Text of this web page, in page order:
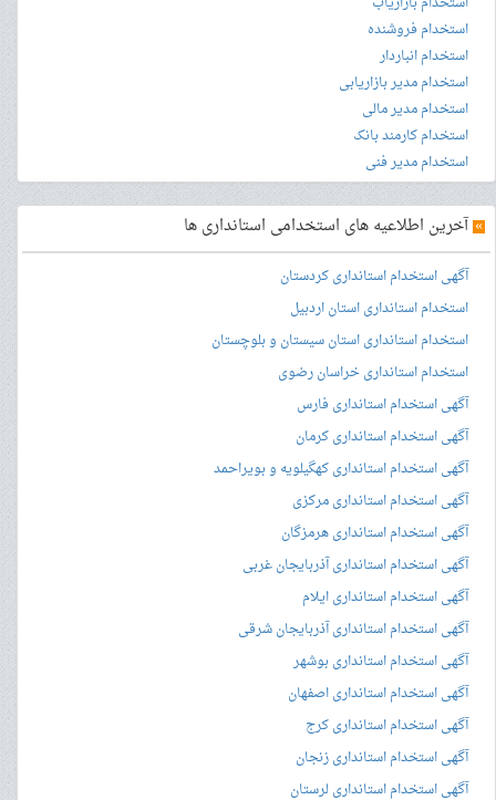
استخدام فروشنده
استخدام انباردار
استخدام مدیر بازاریابی
استخدام مدیر مالی
استخدام کارمند بانک
استخدام مدیر فنی
»آخرین اطلاعیه های استخدامی استانداری ها
آگهی استخدام استانداری کردستان
استخدام استانداری استان اردبیل
استخدام استانداری استان سیستان و بلوچستان
استخدام استانداری خراسان رضوی
آگهی استخدام استانداری فارس
آگهی استخدام استانداری کرمان
آگهی استخدام استانداری کهگیلویه و بویراحمد
آگهی استخدام استانداری مرکزی
آگهی استخدام استانداری هرمزگان
آگهی استخدام استانداری آذربایجان غربی
آگهی استخدام استانداری ایلام
آگهی استخدام استانداری آذربایجان شرقی
آگهی استخدام استانداری بوشهر
آگهی استخدام استانداری اصفهان
آگهی استخدام استانداری کرج
آگهی استخدام استانداری زنجان
آگهی استخدام استانداری لرستان